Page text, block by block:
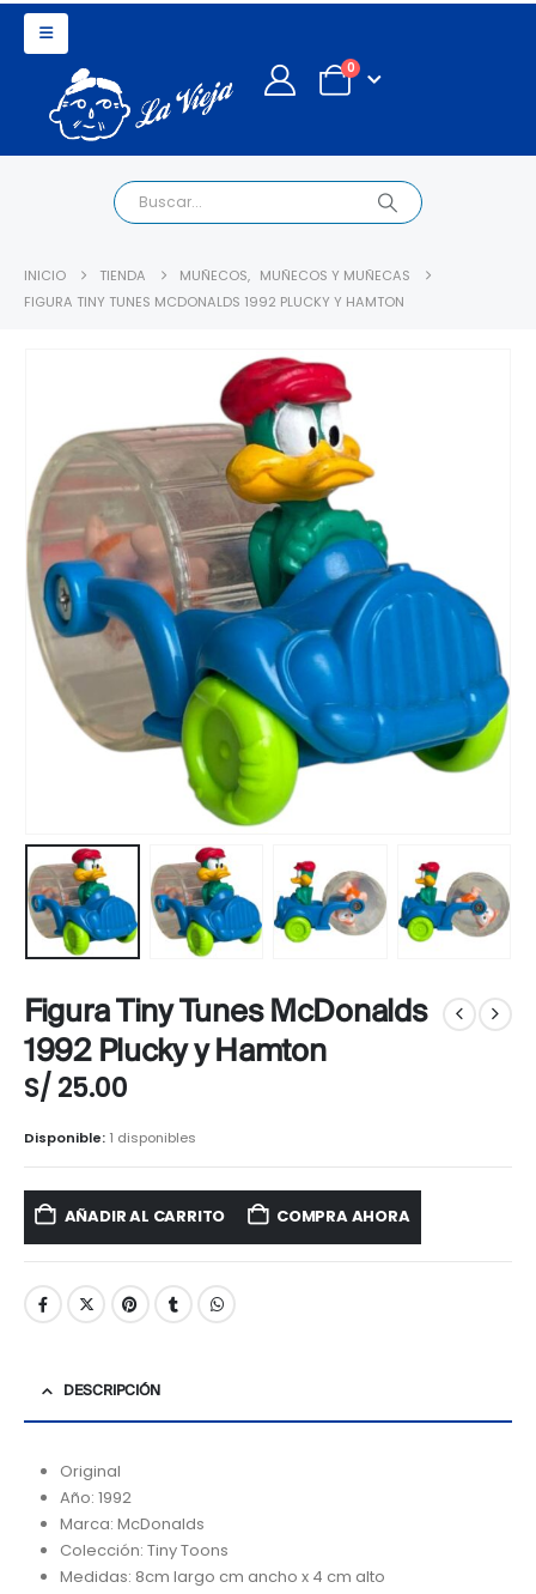
0
INICIO TIENDA MUÑECOS, MUÑECOS Y MUÑECAS
FIGURA TINY TUNES MCDONALDS 1992 PLUCKY Y HAMTON
Figura Tiny Tunes McDonalds
1992 Plucky y Hamton
S/ 25.00
Disponible: 1 disponibles
AÑADIR AL CARRITO COMPRA AHORA
DESCRIPCIÓN
Original
Año: 1992
Marca: McDonalds
Colección: Tiny Toons
Medidas: 8cm largo cm ancho x 4 cm alto